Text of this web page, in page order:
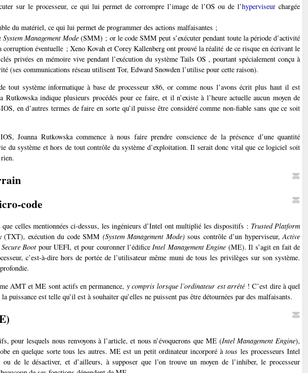
sur le processeur, ce qui lui permet de corrompre l’image de l’OS ou de l’hyperviseur chargée
du matériel, ce qui lui permet de programmer des actions malfaisantes ;
System Management Mode (SMM) ; or le code SMM peut s’exécuter pendant toute la période d’activité
corruption éventuelle ; Xeno Kovah et Corey Kallenberg ont prouvé la réalité de ce risque en écrivant le
privées en mémoire vive pendant l’exécution du système Tails OS , pourtant spécialement conçu à
(ses communications réseau utilisent Tor, Edward Snowden l’utilise pour cette raison).
tout système informatique à base de processeur x86, or comme nous l’avons écrit plus haut il est
Rutkowska indique plusieurs procédés pour ce faire, et il n’existe à l’heure actuelle aucun moyen de
en d’autres termes de faire en sorte qu’il puisse être considéré comme non-fiable sans que ce soit
Joanna Rutkowska commence à nous faire prendre conscience de la présence d’une quantité
du système et hors de tout contrôle du système d’exploitation. Il serait donc vital que ce logiciel soit
code
celles mentionnées ci-dessus, les ingénieurs d’Intel ont multiplié les dispositifs : Trusted Platform
(TXT), exécution du code SMM (System Management Mode)sous contrôle d’un hyperviseur,Active
Secure Bootpour UEFI, et pour couronner l’édificeIntel Management Engine (ME). Il s’agit en fait de
c’est-à-dire hors de portée de l’utilisateur même muni de tous les privilèges sur son système.
AMT et ME sont actifs en permanence, y compris lorsque l’ordinateur est arrêté! C’est dire à quel
puissance est telle qu’il est à souhaiter qu’elles ne puissent pas être détournées par des malfaisants.
pour lesquels nous renvoyons à l’article, et nous n’évoquerons que ME (Intel Management Engine),
en quelque sorte tous les autres. ME est un petit ordinateur incorporé àtous les processeurs Intel
de le désactiver, et d’ailleurs, à supposer que l’on trouve un moyen de l’inhiber, le processeur